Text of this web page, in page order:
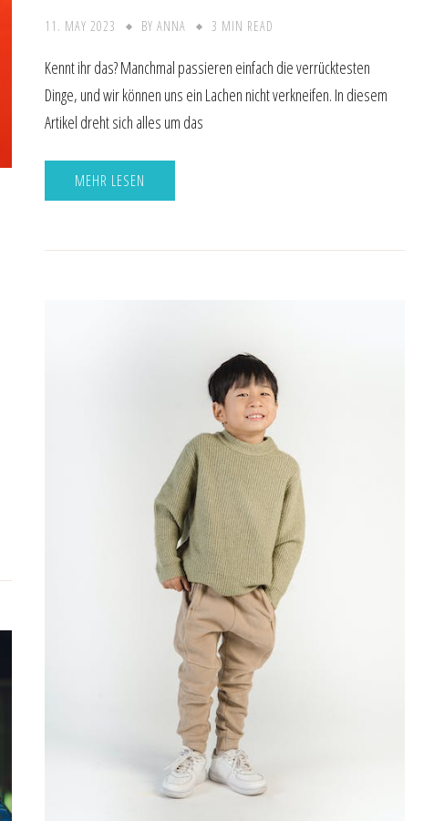
11. MAY 2023 BY ANNA 3 MIN READ
Kennt ihr das? Manchmal passieren einfach die verrücktesten
Dinge, und wir können uns ein Lachen nicht verkneifen. In diesem
Artikel dreht sich alles um das
MEHR LESEN